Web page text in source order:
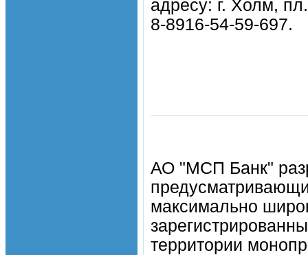
адресу: г. Холм,
8-8916-54-59-697.
АО "МСП Банк"
максимально
территории